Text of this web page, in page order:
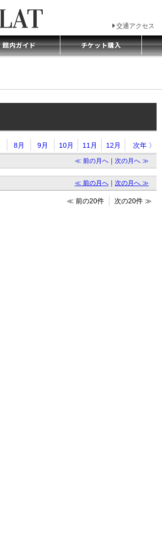
交通アクセス
館内ガイド チケット購入
8月 9月 10月 11月 12月 次年 〉
≪ 前の月へ ｜ 次の月へ ≫
≪ 前の月へ ｜ 次の月へ ≫
≪ 前の20件 次の20件 ≫